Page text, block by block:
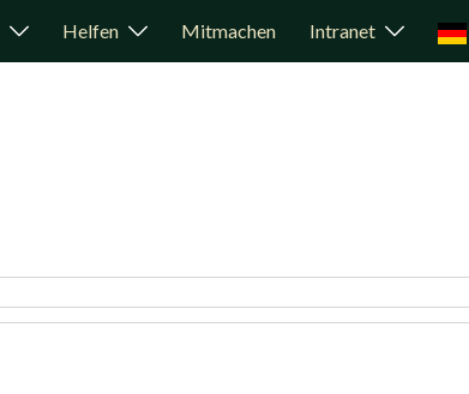
Helfen Mitmachen Intranet